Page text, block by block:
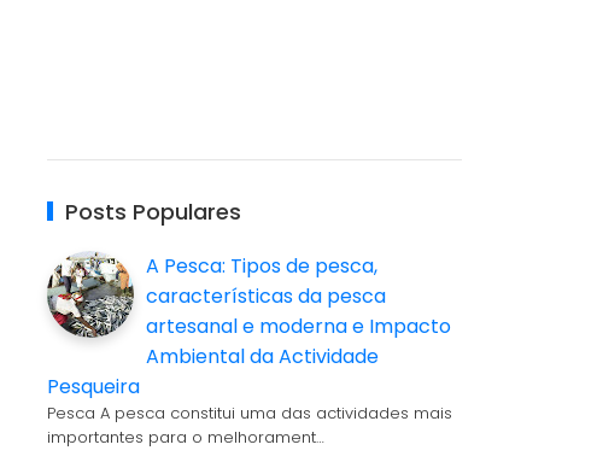
Posts Populares
A Pesca: Tipos de pesca,
características da pesca
artesanal e moderna e Impacto
Ambiental da Actividade
Pesqueira
Pesca A pesca constitui uma das actividades mais
importantes para o melhorament…